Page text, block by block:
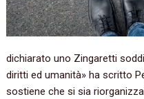
dichiarato uno Zingaretti
diritti ed umanità» ha scritto
sostiene che si sia